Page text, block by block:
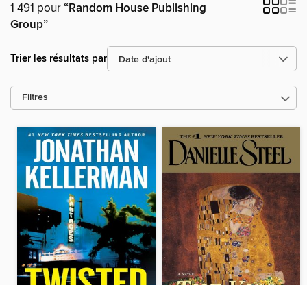
1 491 pour“Random House Publishing
Group”
Trier les résultats par
Filtres